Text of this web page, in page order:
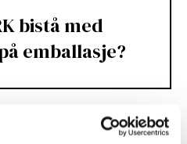
bistå med
emballasje?